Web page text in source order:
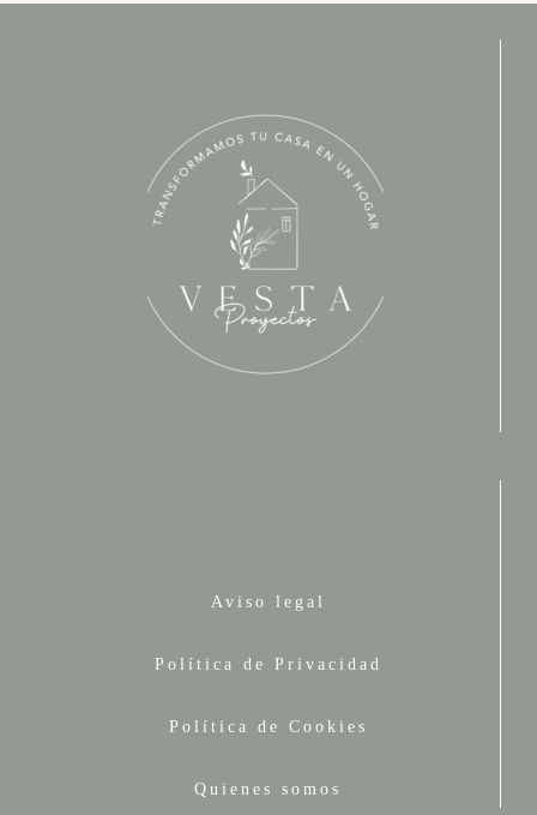
Aviso legal
Política de Privacidad
Política de Cookies
Quienes somos